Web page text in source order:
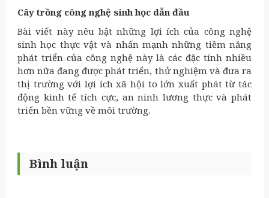
Cây trồng công nghệ sinh học dẫn đầu
Bài viết này nêu bật những lợi ích của công nghệ
sinh học thực vật và nhấn mạnh những tiềm năng
phát triển của công nghệ này là các đặc tính nhiều
hơn nữa đang được phát triển, thử nghiệm và đưa ra
thị trường với lợi ích xã hội to lớn xuất phát từ tác
động kinh tế tích cực, an ninh lương thựcvà phát
triển bền vững về môi trường.
Bình luận